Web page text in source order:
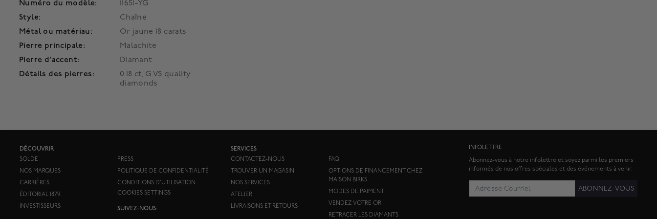
Numéro du modèle:
11651-YG
Style:
Chaîne
Métal ou matériau:
Or jaune 18 carats
Pierre principale:
Malachite
Pierre d'accent:
Diamant
Détails des pierres:
0.18 ct, G VS quality
diamonds
DÉCOUVRIR
SOLDE
NOS MARQUES
CARRIÈRES
ÉDITORIAL 1879
INVESTISSEURS
PRESS
POLITIQUE DE CONFIDENTIALITÉ
CONDITIONS D'UTILISATION
COOKIES SETTINGS
SUIVEZ-NOUS:
SERVICES
CONTACTEZ-NOUS
TROUVER UN MAGASIN
NOS SERVICES
ATELIER
LIVRAISONS ET RETOURS
FAQ
OPTIONS DE FINANCEMENT CHEZ
MAISON BIRKS
MODES DE PAIMENT
VENDEZ VOTRE OR
RETRACER LES DIAMANTS
INFOLETTRE
Abonnez-vous à notre infolettre et soyez parmi les premiers
informés de nos offres spéciales et des événements à venir.
ABONNEZ-VOUS